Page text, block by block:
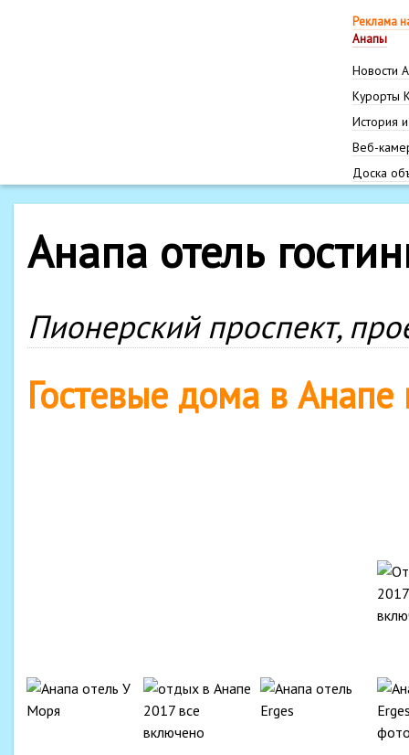
Реклама
Анапы
Новости
Курорты
История
Веб-
Доска
Анапа отель
Пионерский проспект,
Гостевые дома в